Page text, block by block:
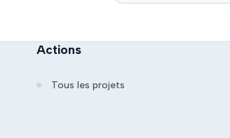
Actions
Tous les projets